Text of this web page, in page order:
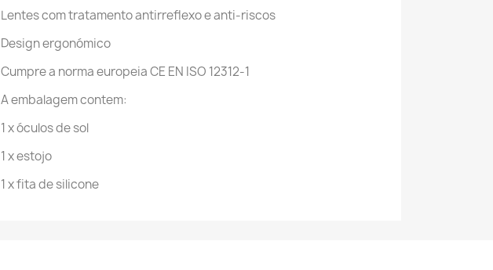
Lentes com tratamento antirreflexo e anti-riscos
Design ergonómico
Cumpre a norma europeia CE EN ISO 12312-1
A embalagem contem:
1 x óculos de sol
1 x estojo
1 x fita de silicone